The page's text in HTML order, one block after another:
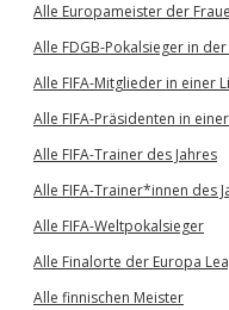
Alle Europameister der
Alle FDGB-Pokalsieger in der
Alle FIFA-Mitglieder in einer
Alle FIFA-Präsidenten in
Alle FIFA-Trainer des Jahres
Alle FIFA-Trainer*innen des
Alle FIFA-Weltpokalsieger
Alle Finalorte der Europa
Alle finnischen Meister